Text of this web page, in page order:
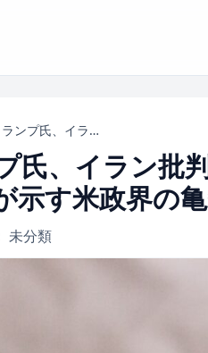
【激震】トランプ氏、イラン批判に激怒！共和党議員との“怒鳴り合い”が示す米政界の亀裂
氏、イラン批
示す米政界の
未分類